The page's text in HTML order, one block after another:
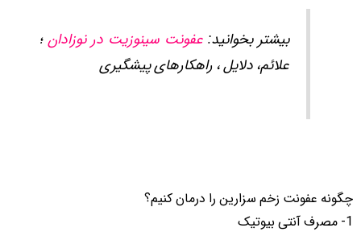
بیشتر بخوانید: عفونت سینوزیت در نوزادان؛
علائم، دلایل ، راهکارهای پیشگیری
چگونه عفونت زخم سزارین را درمان کنیم؟
1- مصرف آنتی بیوتیک